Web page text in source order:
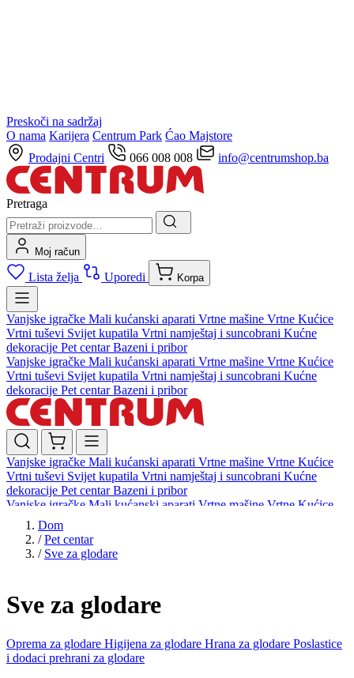
Preskoči na sadržaj
O nama Karijera Centrum Park Ćao Majstore
Prodajni Centri
066 008 008 info@centrumshop.ba
Pretraga
Moj račun
Lista želja Uporedi Korpa
Vanjske igračke Mali kućanski aparati Vrtne mašine Vrtne Kućice
Vrtni tuševi Svijet kupatila Vrtni namještaj i suncobrani Kućne
dekoracije Pet centarBazeni i pribor
Vanjske igračke Mali kućanski aparati Vrtne mašine Vrtne Kućice
Vrtni tuševi Svijet kupatila Vrtni namještaj i suncobrani Kućne
dekoracije Pet centarBazeni i pribor
Vanjske igračke Mali kućanski aparati Vrtne mašine Vrtne Kućice
Vrtni tuševi Svijet kupatila Vrtni namještaj i suncobrani Kućne
dekoracije Pet centarBazeni i pribor
Vanjske igračke Mali kućanski aparati Vrtne mašine Vrtne Kućice
Vrtni tuševi
dekoracijePet centar
Dom
/ Pet centar
/ Sve za glodare
Sve za glodare
Oprema za glodare Higijena za glodare Hrana za glodare Poslastice
i dodaci prehrani za glodare